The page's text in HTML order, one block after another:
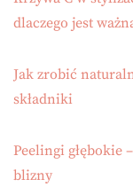
dlaczego jest
Jak zrobić
składniki
Peelingi głębokie
blizny